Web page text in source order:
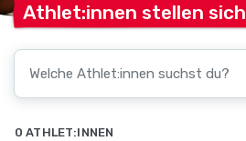
Athlet:innen stellen sich
0 ATHLET:INNEN